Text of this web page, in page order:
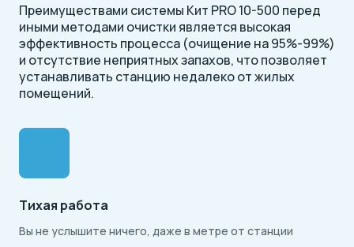
Преимуществами системы Кит PRO 10-500 перед
иными методами очистки является высокая
эффективность процесса (очищение на 95%-99%)
и отсутствие неприятных запахов, что позволяет
устанавливать станцию недалеко от жилых
помещений.
Тихая работа
Вы не услышите ничего, даже в метре от станции